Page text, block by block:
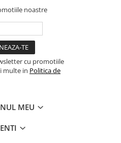
și răcoros la 10-25℃
vă că suprafața de
în lumina directă a
noastre
cu promotiile
multe in Politica de
MEU